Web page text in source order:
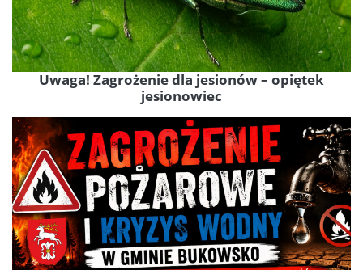
Uwaga! Zagrożenie dla jesionów – opiętek
jesionowiec